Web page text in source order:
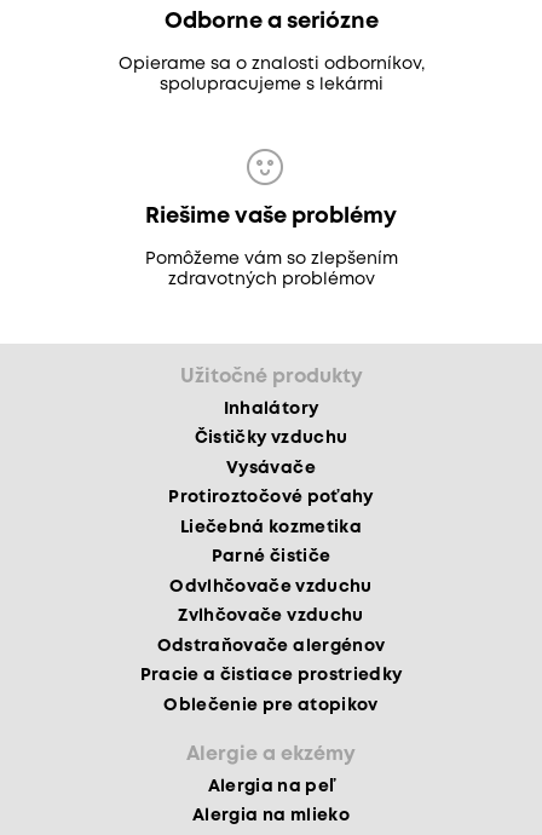
Odborne a seriózne
Opierame sa o znalosti odborníkov,
spolupracujeme s lekármi
Riešime vaše problémy
Pomôžeme vám so zlepšením
zdravotných problémov
Užitočné produkty
Inhalátory
Čističky vzduchu
Vysávače
Protiroztočové poťahy
Liečebná kozmetika
Parné čističe
Odvlhčovače vzduchu
Zvlhčovače vzduchu
Odstraňovače alergénov
Pracie a čistiace prostriedky
Oblečenie pre atopikov
Alergie a ekzémy
Alergia na peľ
Alergia na mlieko